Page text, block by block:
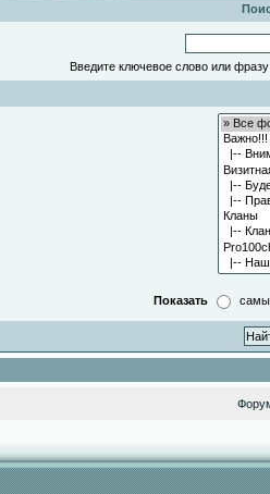
Введите ключевое слово или
Показать